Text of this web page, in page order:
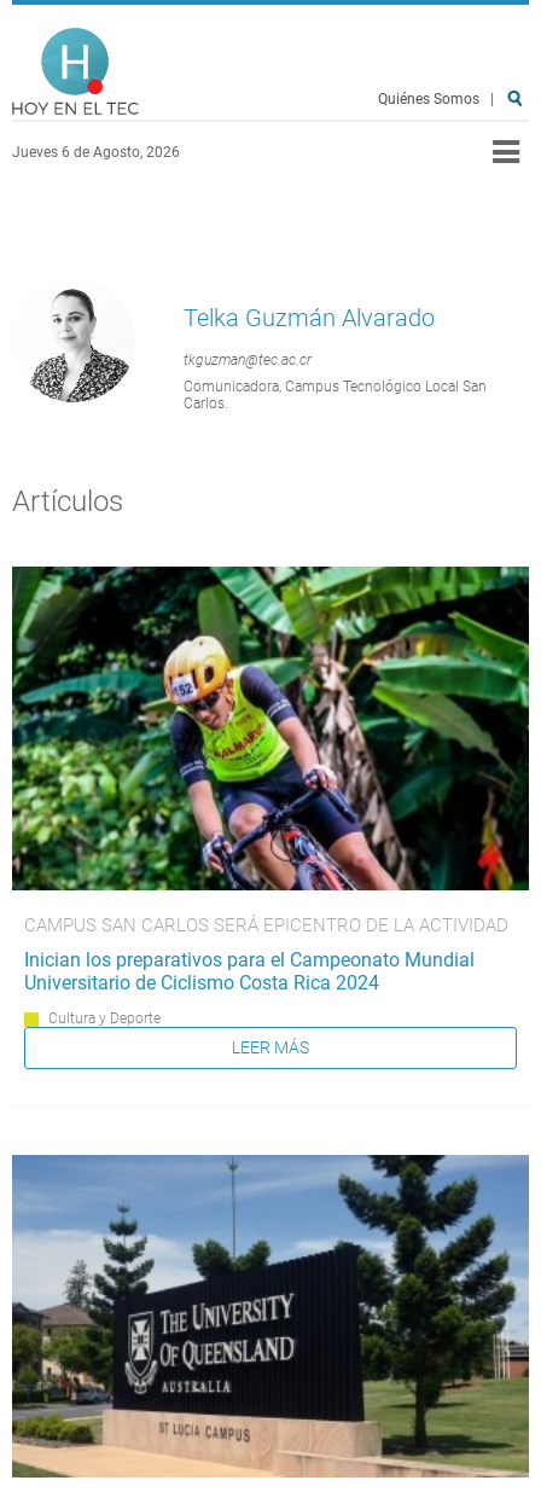
Pasar al contenido principal
Jueves 6 de Agosto, 2026
Quiénes Somos
Telka Guzmán Alvarado
tkguzman@tec.ac.cr
Comunicadora, Campus Tecnológico Local San
Carlos.
Artículos
CAMPUS SAN CARLOS SERÁ EPICENTRO DE LA ACTIVIDAD
Inician los preparativos para el Campeonato Mundial
Universitario de Ciclismo Costa Rica 2024
Cultura y Deporte
LEER MÁS